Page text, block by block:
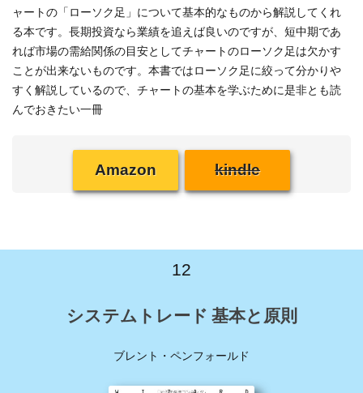
ャートの「ローソク足」について基本的なものから解説してくれ
る本です。長期投資なら業績を追えば良いのですが、短中期であ
れば市場の需給関係の目安としてチャートのローソク足は欠かす
ことが出来ないものです。本書ではローソク足に絞って分かりや
すく解説しているので、チャートの基本を学ぶために是非とも読
んでおきたい一冊
Amazon kindle
12
システムトレード 基本と原則
ブレント・ペンフォールド